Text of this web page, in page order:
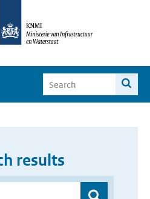
results